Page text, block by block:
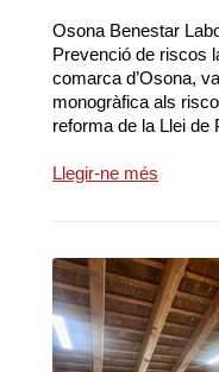
Osona Benestar
Prevenció de riscos
comarca d’Osona,
monogràfica als
reforma de la Llei de
Llegir-ne més